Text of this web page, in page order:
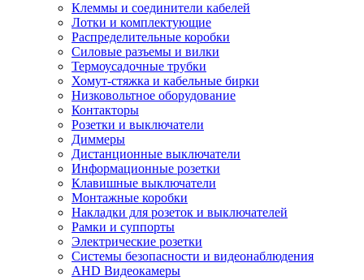
Клеммы и соединители кабелей
Лотки и комплектующие
Распределительные коробки
Силовые разъемы и вилки
Термоусадочные трубки
Хомут-стяжка и кабельные бирки
Низковольтное оборудование
Контакторы
Розетки и выключатели
Диммеры
Дистанционные выключатели
Информационные розетки
Клавишные выключатели
Монтажные коробки
Накладки для розеток и выключателей
Рамки и суппорты
Электрические розетки
Системы безопасности и видеонаблюдения
AHD Видеокамеры